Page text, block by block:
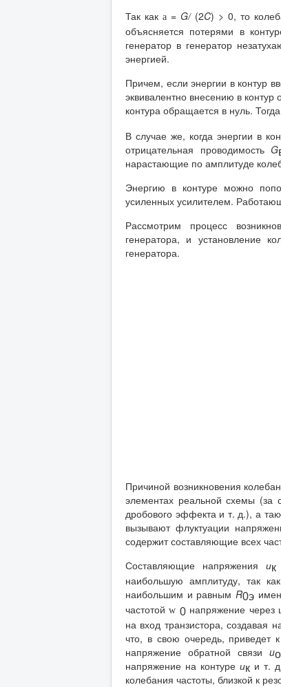
Так как a= G/ (2C) > 0, то
объясняется потерями в
генератор в генератор
энергией.
Причем, если энергии в контур
эквивалентно внесению в
контура обращается в нуль. Тогда
В случае же, когда энергии в
отрицательная проводимостьG
нарастающие по амплитуде
Энергию в контуре можно
усиленных усилителем.
Рассмотрим процесс
генератора, и установление
генератора.
Причиной возникновения
элементах реальной схемы (за
дробового эффекта и т. д.), а
вызывают флуктуации
содержит составляющие всех
Составляющие напряженияик
наибольшую амплитуду, так
наибольшим и равным R0э
частотойw 0напряжение через
на вход транзистора, создавая
что, в свою очередь, приведет
напряжение обратной связиu
напряжение на контуреик и т.
колебания частоты, близкой к